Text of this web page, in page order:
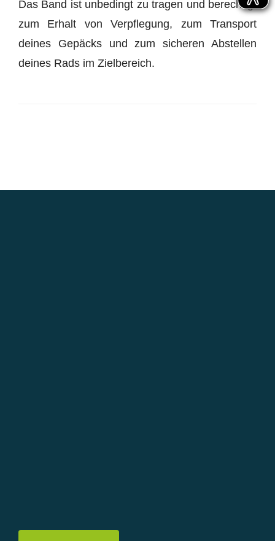
Das Band ist unbedingt zu tragen und berechtigt
zum Erhalt von Verpflegung, zum Transport
deines Gepäcks und zum sicheren Abstellen
deines Rads im Zielbereich.